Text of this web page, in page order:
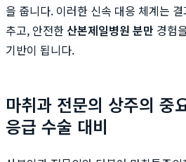
을 줍니다. 이러한 신속 대응 체계는
추고, 안전한 산본제일병원 분만 경험
기반이 됩니다.
마취과 전문의 상주의 중
응급 수술 대비